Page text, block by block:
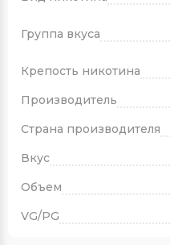
Группа вкуса
Крепость никотина
Производитель
Страна производителя
Вкус
Объем
VG/PG